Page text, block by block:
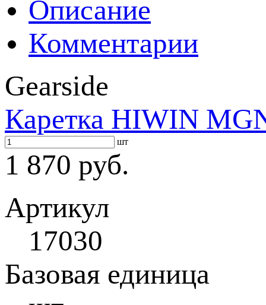
Описание
Комментарии
Gearside
Каретка HIWIN
шт
1 870 руб.
Артикул
17030
Базовая единица